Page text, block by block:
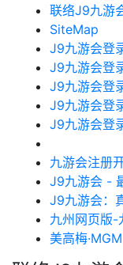
联络J9九游
SiteMap
J9九游会登
J9九游会登
J9九游会登
J9九游会登
J9九游会登
九游会注册
J9九游会 -
J9九游会：
九州网页版-
美高梅